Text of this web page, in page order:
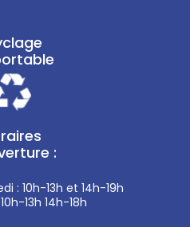
:
: 10h-13h et 14h-19h
13h 14h-18h